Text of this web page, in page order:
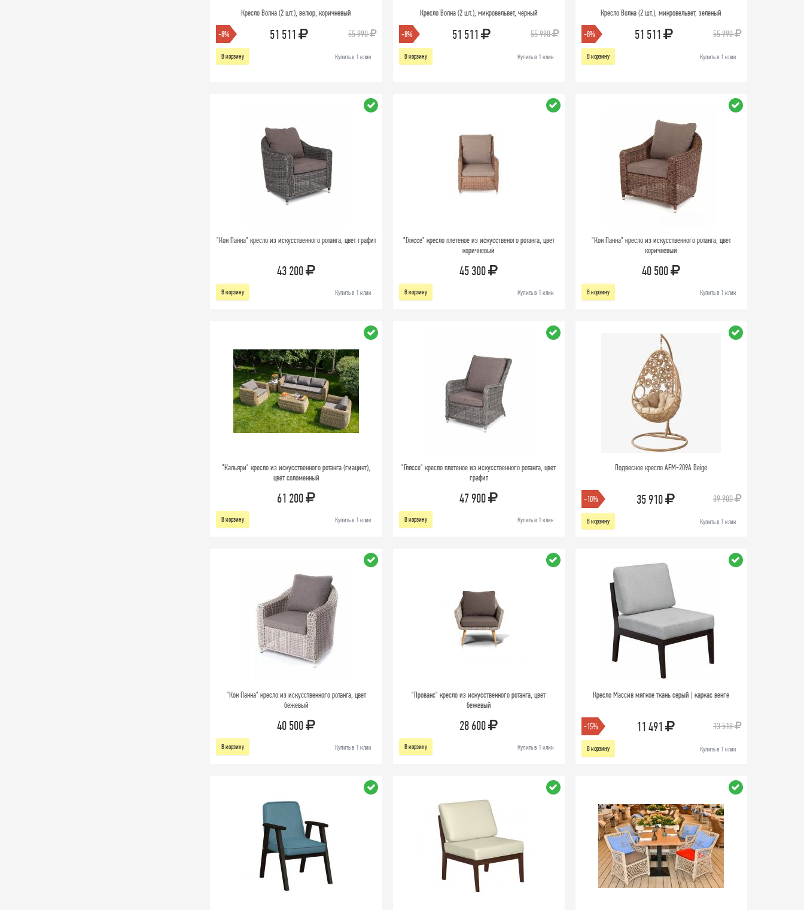
Кресло Волна (2 шт.), велюр, коричневый
-8% 51 511 55 990
В корзину Купить в 1 клик
Кресло Волна (2 шт.), микровельвет, черный
-8% 51 511 55 990
В корзину Купить в 1 клик
Кресло Волна (2 шт.), микровельвет, зеленый
-8% 51 511 55 990
В корзину Купить в 1 клик
"Кон Панна" кресло из искусственного ротанга, цвет графит
43 200
В корзину Купить в 1 клик
"Гляссе" кресло плетеное из искусственого ротанга, цвет
коричневый
45 300
В корзину Купить в 1 клик
"Кон Панна" кресло из искусственного ротанга, цвет
коричневый
40 500
В корзину Купить в 1 клик
"Кальяри" кресло из искусственного ротанга (гиацинт),
цвет соломенный
61 200
В корзину Купить в 1 клик
"Гляссе" кресло плетеное из искусственного ротанга, цвет
графит
47 900
В корзину Купить в 1 клик
Подвесное кресло AFM-209A Beige
-10% 35 910 39 900
В корзину Купить в 1 клик
"Кон Панна" кресло из искусственного ротанга, цвет
бежевый
40 500
В корзину Купить в 1 клик
"Прованс" кресло из искусственного ротанга, цвет
бежевый
28 600
В корзину Купить в 1 клик
Кресло Массив мягкое ткань серый | каркас венге
-15% 11 491 13 518
В корзину Купить в 1 клик